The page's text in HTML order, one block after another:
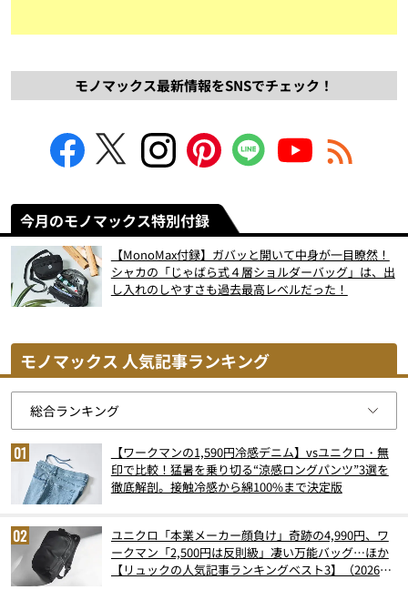
モノマックス最新情報をSNSでチェック！
今月のモノマックス特別付録
【MonoMax付録】ガバッと開いて中身が一目瞭然！
シャカの「じゃばら式４層ショルダーバッグ」は、出
し入れのしやすさも過去最高レベルだった！
モノマックス 人気記事ランキング
【ワークマンの1,590円冷感デニム】vsユニクロ・無
印で比較！猛暑を乗り切る“涼感ロングパンツ”3選を
徹底解剖。接触冷感から綿100%まで決定版
ユニクロ「本業メーカー顔負け」奇跡の4,990円、ワ
ークマン「2,500円は反則級」凄い万能バッグ…ほか
【リュックの人気記事ランキングベスト3】（2026年